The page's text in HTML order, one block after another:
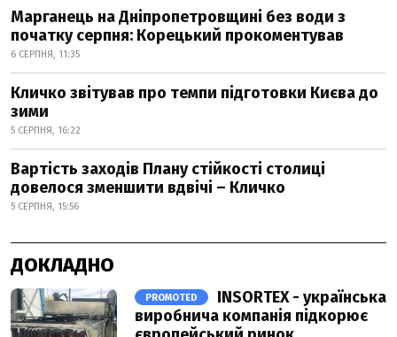
Марганець на Дніпропетровщині без води з
початку серпня: Корецький прокоментував
6 СЕРПНЯ, 11:35
Кличко звітував про темпи підготовки Києва до
зими
5 СЕРПНЯ, 16:22
Вартість заходів Плану стійкості столиці
довелося зменшити вдвічі – Кличко
5 СЕРПНЯ, 15:56
ДОКЛАДНО
PROMOTED
INSORTEX - українська
виробнича компанія підкорює